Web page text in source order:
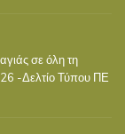
σε όλη τη
-Δελτίο Τύπου ΠΕ